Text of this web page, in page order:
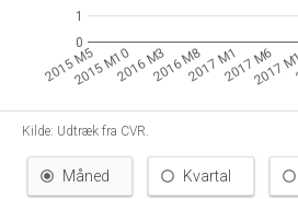
2015 M52015 M102016 M32016 M82017 M12017 M6
2017
0
0
11
Kilde: Udtræk fra CVR.
Måned Kvartal